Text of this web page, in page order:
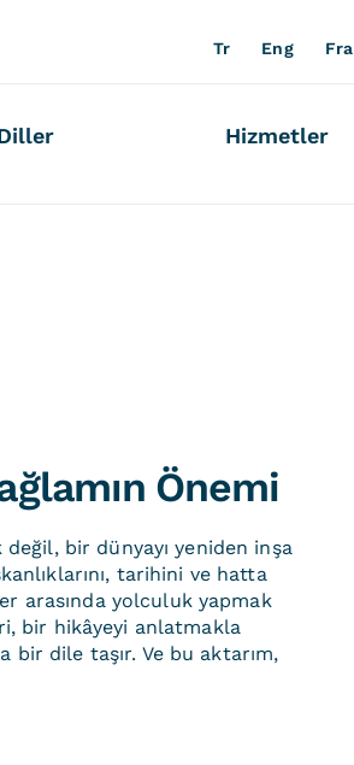
Tr Eng Fra
Hizmetler
Önemi
bir dünyayı yeniden inşa
tarihini ve hatta
arasında yolculuk yapmak
bir hikâyeyi anlatmakla
bir dile taşır. Ve bu aktarım,